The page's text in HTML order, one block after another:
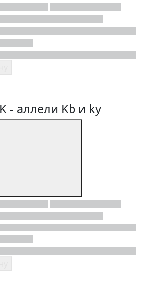
- аллели Kb и ky